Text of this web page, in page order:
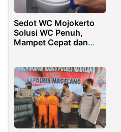
Sedot WC Mojokerto
Solusi WC Penuh,
Mampet Cepat dan